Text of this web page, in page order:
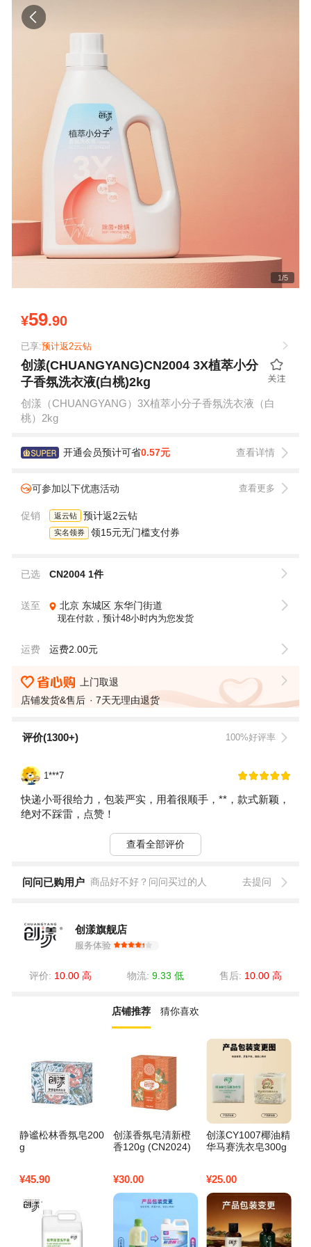
1/5
¥59.90
已享:预计返2云钻
创漾(CHUANGYANG)CN2004 3X植萃小分
子香氛洗衣液(白桃)2kg
创漾（CHUANGYANG）3X植萃小分子香氛洗衣液（白
桃）2kg
开通会员预计可省0.57元 查看详情
可参加以下优惠活动 查看更多
促销 返云钻 预计返2云钻
实名领券 领15元无门槛支付券
已选 CN2004 1件
送至 北京 东城区 东华门街道
现在付款，预计48小时内为您发货
运费 运费2.00元
上门取退
店铺发货&售后
7天无理由退货
评价(1300+) 100%好评率
1***7
快递小哥很给力，包装严实，用着很顺手，**，款式新颖，
绝对不踩雷，点赞！
查看全部评价
问问已购用户 商品好不好？问问买过的人 去提问
创漾旗舰店
服务体验
评价: 10.00 高 物流: 9.33 低 售后: 10.00 高
店铺推荐 猜你喜欢
静谧松林香氛皂200
g
¥45.90
创漾香氛皂清新橙
香120g (CN2024)
¥30.00
创漾CY1007椰油精
华马赛洗衣皂300g
¥25.00